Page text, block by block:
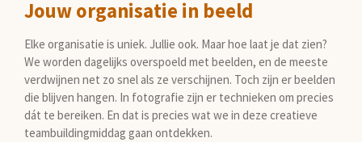
Jouw organisatie in beeld
Elke organisatie is uniek. Jullie ook. Maar hoe laat je dat zien?
We worden dagelijks overspoeld met beelden, en de meeste
verdwijnen net zo snel als ze verschijnen. Toch zijn er beelden
die blijven hangen. In fotografie zijn er technieken om precies
dát te bereiken. En dat is precies wat we in deze creatieve
teambuildingmiddag gaan ontdekken.